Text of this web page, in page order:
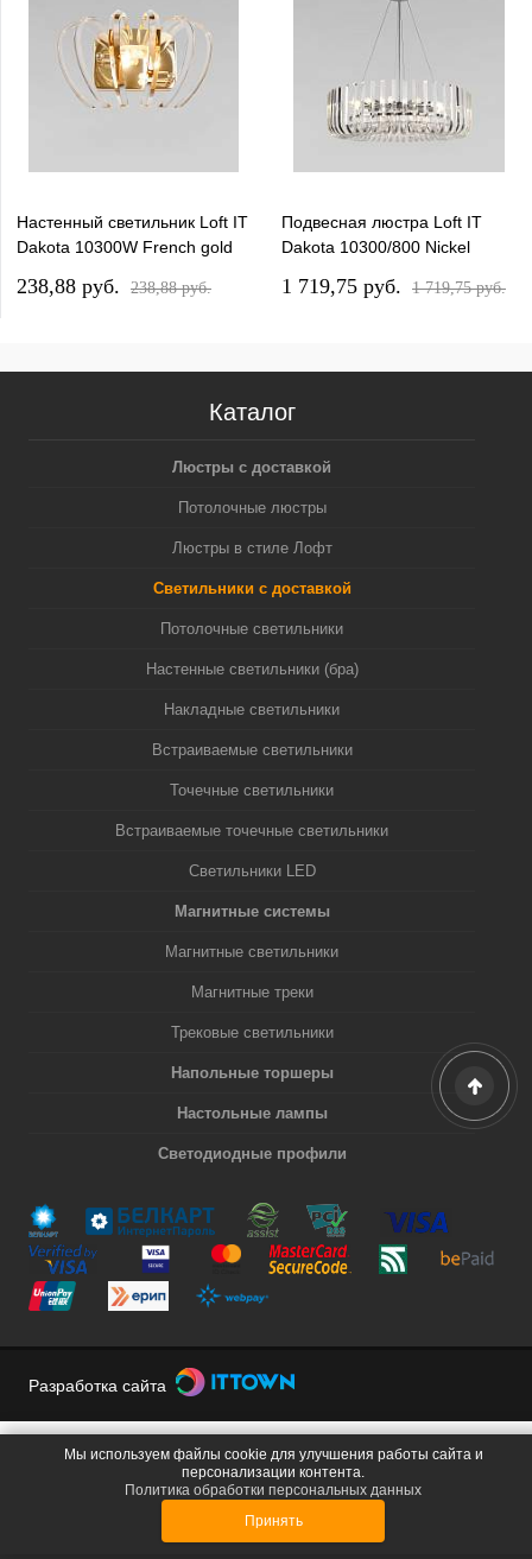
Настенный светильник Loft IT
Dakota 10300W French gold
238,88 pуб. 238,88 pуб.
Подвесная люстра Loft IT
Dakota 10300/800 Nickel
1 719,75 pуб. 1 719,75 pуб.
Каталог
Люстры с доставкой
Потолочные люстры
Люстры в стиле Лофт
Светильники с доставкой
Потолочные светильники
Настенные светильники (бра)
Накладные светильники
Встраиваемые светильники
Точечные светильники
Встраиваемые точечные светильники
Светильники LED
Магнитные системы
Магнитные светильники
Магнитные треки
Трековые светильники
Напольные торшеры
Настольные лампы
Светодиодные профили
Разработка сайта
Мы используем файлы cookie для улучшения работы сайта и
персонализации контента.
Политика обработки персональных данных
Принять